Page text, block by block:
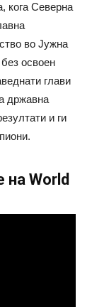
кога Северна
во Јужна
освоен
глави
државна
и ги
World